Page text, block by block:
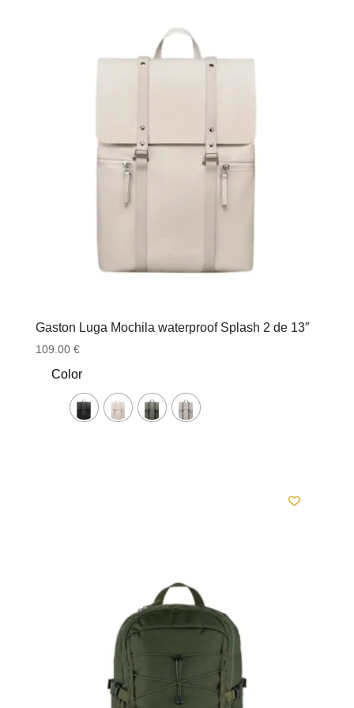
Gaston Luga Mochila waterproof Splash 2 de 13″
109.00 €
Color